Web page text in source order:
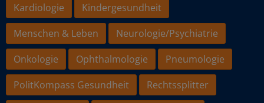
Kardiologie
Kindergesundheit
Menschen & Leben
Neurologie/Psychiatrie
Onkologie
Ophthalmologie
Pneumologie
PolitKompass Gesundheit
Rechtssplitter